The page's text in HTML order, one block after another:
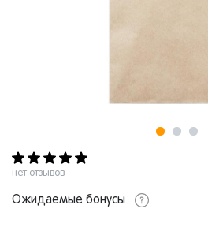
нет отзывов
Ожидаемые бонусы